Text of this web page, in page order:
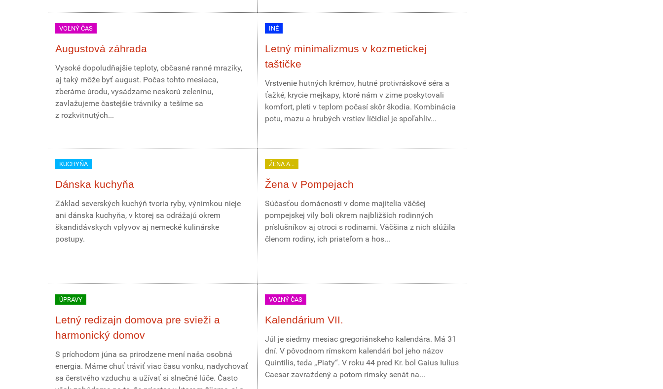
VOĽNÝ ČAS
Augustová záhrada
Vysoké dopoludňajšie teploty, občasné ranné mrazíky,
aj taký môže byť august. Počas tohto mesiaca,
zberáme úrodu, vysádzame neskorú zeleninu,
zavlažujeme častejšie trávniky a tešíme sa
z rozkvitnutých...
INÉ
Letný minimalizmus v kozmetickej
taštičke
Vrstvenie hutných krémov, hutné protivráskové séra a
ťažké, krycie mejkapy, ktoré nám v zime poskytovali
komfort, pleti v teplom počasí skôr škodia. Kombinácia
potu, mazu a hrubých vrstiev líčidiel je spoľahliv...
KUCHYŇA
Dánska kuchyňa
Základ severských kuchýň tvoria ryby, výnimkou nieje
ani dánska kuchyňa, v ktorej sa odrážajú okrem
škandidávskych vplyvov aj nemecké kulinárske
postupy.
ŽENA A...
Žena v Pompejach
Súčasťou domácnosti v dome majitelia väčšej
pompejskej vily boli okrem najbližších rodinných
príslušníkov aj otroci s rodinami. Väčšina z nich slúžila
členom rodiny, ich priateľom a hos...
ÚPRAVY
Letný redizajn domova pre svieži a
harmonický domov
S príchodom júna sa prirodzene mení naša osobná
energia. Máme chuť tráviť viac času vonku, nadychovať
sa čerstvého vzduchu a užívať si slnečné lúče. Často
VOĽNÝ ČAS
Kalendárium VII.
Júl je siedmy mesiac gregoriánskeho kalendára. Má 31
dní. V pôvodnom rímskom kalendári bol jeho názov
Quintilis, teda „Piaty“. V roku 44 pred Kr. bol Gaius Iulius
Caesar zavraždený a potom rímsky senát na...